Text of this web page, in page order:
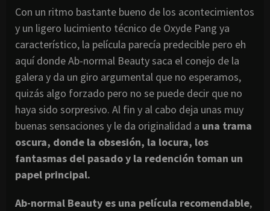
Con un ritmo bastante bueno de los acontecimientos
y un ligero lucimiento técnico de Oxyde Pang ya
característico, la película parecía predecible pero eh
aquí donde Ab-normal Beauty saca el conejo de la
galera y da un giro argumental que no esperamos,
quizás algo forzado pero no se puede decir que no
haya sido sorpresivo. Al fin y al cabo deja unas muy
buenas sensaciones y le da originalidad a una trama
oscura, donde la obsesión, la locura, los
fantasmas del pasado y la redención toman un
papel principal.
Ab-normal Beauty es una película recomendable,